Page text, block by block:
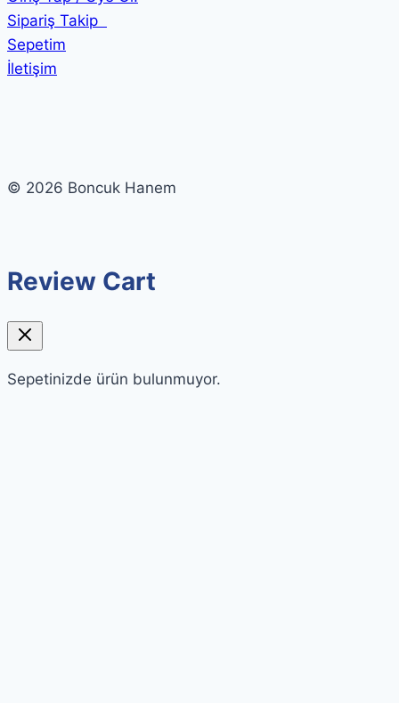
Sipariş Takip
Sepetim
İletişim
© 2026 Boncuk Hanem
Review Cart
Sepetinizde ürün bulunmuyor.